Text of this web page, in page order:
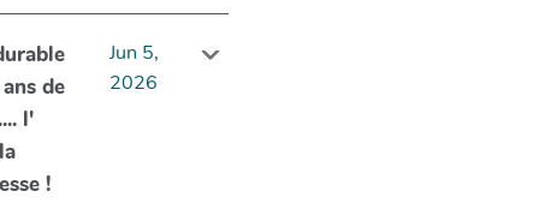
de
l'
!
Jun 5,
2026